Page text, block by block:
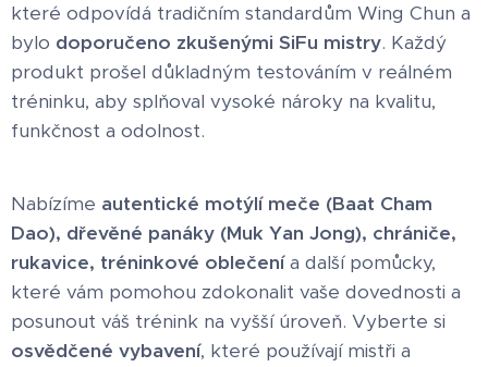
které odpovídá tradičním standardům Wing Chun a
bylo doporučeno zkušenými SiFu mistry. Každý
produkt prošel důkladným testováním v reálném
tréninku, aby splňoval vysoké nároky na kvalitu,
funkčnost a odolnost.
Nabízíme autentické motýlí meče (Baat Cham
Dao), dřevěné panáky (Muk Yan Jong), chrániče,
rukavice, tréninkové oblečenía další pomůcky,
které vám pomohou zdokonalit vaše dovednosti a
posunout váš trénink na vyšší úroveň. Vyberte si
osvědčené vybavení, které používají mistři a